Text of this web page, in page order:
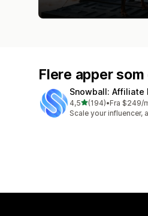
Flere apper
Snowball: Affiliate
4,5av 5 stjerner
(194)
Totalt 194 omtaler
•Fra $249/
Scale your influencer,